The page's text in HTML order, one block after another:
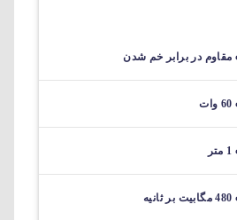
مقاوم در برابر خم شدن
60 وات
1 متر
480 مگابیت بر ثانیه